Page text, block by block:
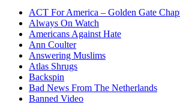
ACT For America – Golden Gate
Always On Watch
Americans Against Hate
Ann Coulter
Answering Muslims
Atlas Shrugs
Backspin
Bad News From The Netherlands
Banned Video